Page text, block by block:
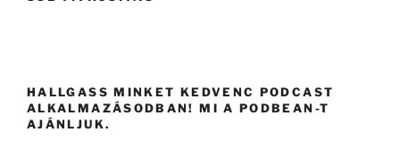
HALLGASS MINKET KEDVENC PODCAST
ALKALMAZÁSODBAN! MI A PODBEAN-T
AJÁNLJUK.